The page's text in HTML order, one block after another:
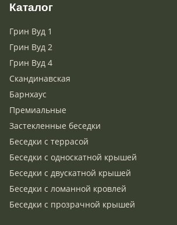
Каталог
Грин Вуд 1
Грин Вуд 2
Грин Вуд 4
Скандинавская
Барнхаус
Премиальные
Застекленные беседки
Беседки с террасой
Беседки с односкатной крышей
Беседки с двускатной крышей
Беседки с ломанной кровлей
Беседки с прозрачной крышей